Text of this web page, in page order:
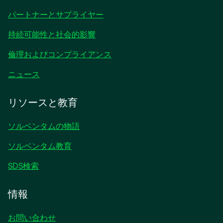
パートナーとサプライヤー
持続可能性と社会的影響
倫理およびコンプライアンス
ニュース
リソースと教育
ソルベンタムの物語
ソルベンタム教育
SDS検索
情報
お問い合わせ